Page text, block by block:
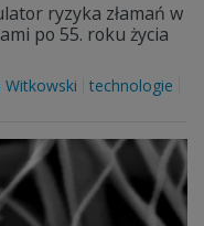
ryzyka złamań w
po 55. roku życia
Witkowski
technologie